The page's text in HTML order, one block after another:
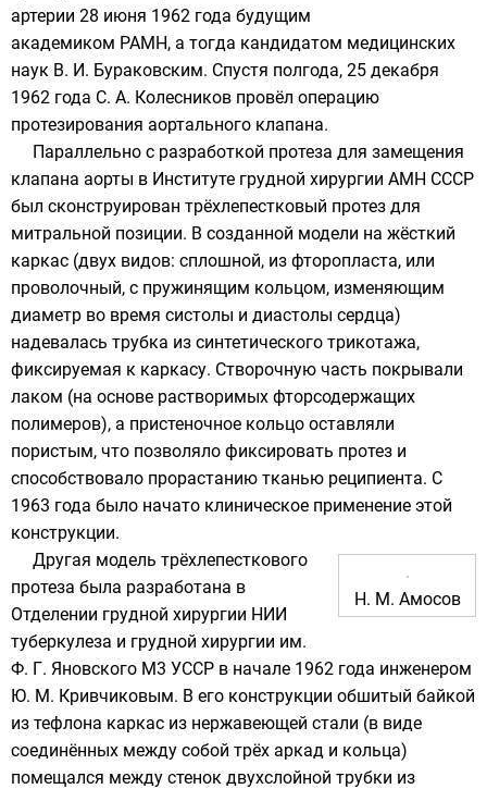
артерии 28 июня 1962 года будущим
академиком РАМН, а тогда кандидатом медицинских
наук В. И. Бураковским. Спустя полгода, 25 декабря
1962 года С. А. Колесников провёл операцию
протезирования аортального клапана.
Параллельно с разработкой протеза для замещения
клапана аорты в Институте грудной хирургии АМН СССР
был сконструирован трёхлепестковый протез для
митральной позиции. В созданной модели на жёсткий
каркас (двух видов: сплошной, из фторопласта, или
проволочный, с пружинящим кольцом, изменяющим
диаметр во время систолы и диастолы сердца)
надевалась трубка из синтетического трикотажа,
фиксируемая к каркасу. Створочную часть покрывали
лаком (на основе растворимых фторсодержащих
полимеров), а пристеночное кольцо оставляли
пористым, что позволяло фиксировать протез и
способствовало прорастанию тканью реципиента. С
1963 года было начато клиническое применение этой
конструкции.
Н. М. Амосов
Другая модель трёхлепесткового
протеза была разработана в
Отделении грудной хирургии НИИ
туберкулеза и грудной хирургии им.
Ф. Г. Яновского М3 УССР в начале 1962 года инженером
Ю. М. Кривчиковым. В его конструкции обшитый байкой
из тефлона каркас из нержавеющей стали (в виде
соединённых между собой трёх аркад и кольца)
помещался между стенок двухслойной трубки из